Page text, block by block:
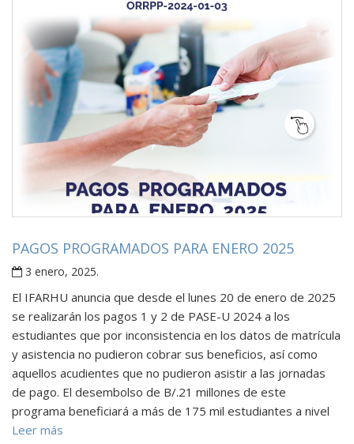
PAGOS PROGRAMADOS PARA ENERO 2025
3 enero, 2025.
El IFARHU anuncia que desde el lunes 20 de enero de 2025
se realizarán los pagos 1 y 2 de PASE-U 2024 a los
estudiantes que por inconsistencia en los datos de matrícula
y asistencia no pudieron cobrar sus beneficios, así como
aquellos acudientes que no pudieron asistir a las jornadas
de pago. El desembolso de B/.21 millones de este
programa beneficiará a más de 175 mil estudiantes a nivel
Leer más